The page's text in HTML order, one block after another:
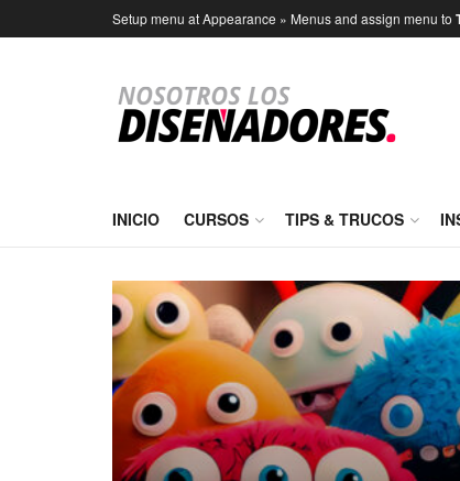
Setup menu at Appearance » Menus and assign menu to
INICIO CURSOS TIPS & TRUCOS